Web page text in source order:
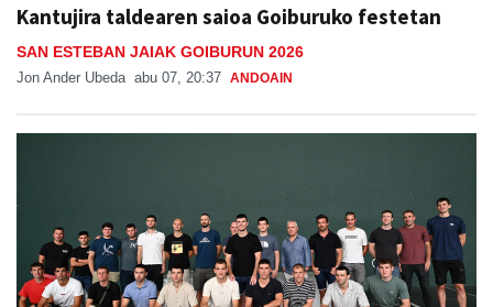
Kantujira taldearen saioa Goiburuko festetan
SAN ESTEBAN JAIAK GOIBURUN 2026
Jon Ander Ubeda abu 07, 20:37 ANDOAIN